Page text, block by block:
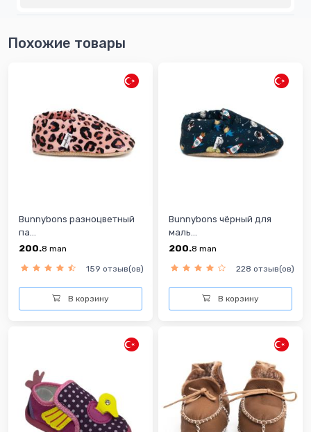
Похожие товары
Bunnybons разноцветный
па...
200.8 man
159 отзыв(ов)
В корзину
Bunnybons чёрный для
маль...
200.8 man
228 отзыв(ов)
В корзину